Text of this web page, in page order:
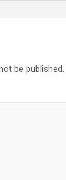
be published.